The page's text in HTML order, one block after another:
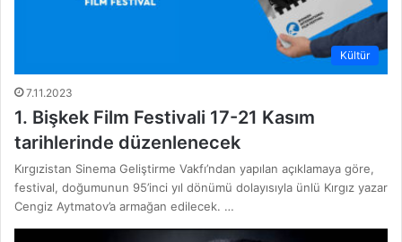
Kültür
7.11.2023
1. Bişkek Film Festivali 17-21 Kasım
tarihlerinde düzenlenecek
Kırgızistan Sinema Geliştirme Vakfı’ndan yapılan açıklamaya göre,
festival, doğumunun 95’inci yıl dönümü dolayısıyla ünlü Kırgız yazar
Cengiz Aytmatov’a armağan edilecek. …